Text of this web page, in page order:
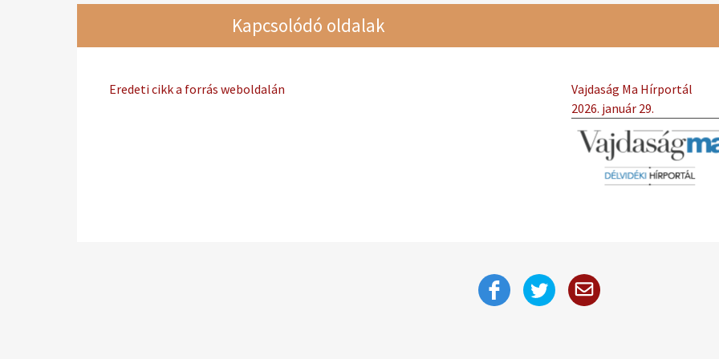
Kapcsolódó oldalak
Eredeti cikk a forrás weboldalán
Vajdaság Ma Hírportál
2026. január 29.